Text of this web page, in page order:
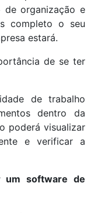
de organização e
completo o seu
estará.
de se ter
de trabalho
dentro da
poderá visualizar
e verificar a
um software de